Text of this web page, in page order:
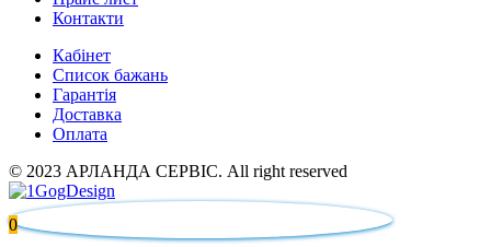
Контакти
Кабінет
Список бажань
Гарантія
Доставка
Оплата
© 2023 АРЛАНДА СЕРВІС. All right reserved
0